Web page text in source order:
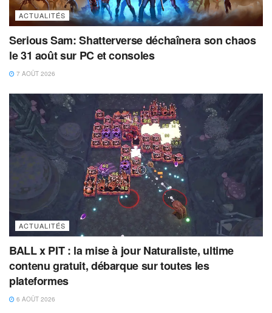
ACTUALITÉS
Serious Sam: Shatterverse déchaînera son chaos
le 31 août sur PC et consoles
7 AOÛT 2026
ACTUALITÉS
BALL x PIT : la mise à jour Naturaliste, ultime
contenu gratuit, débarque sur toutes les
plateformes
6 AOÛT 2026